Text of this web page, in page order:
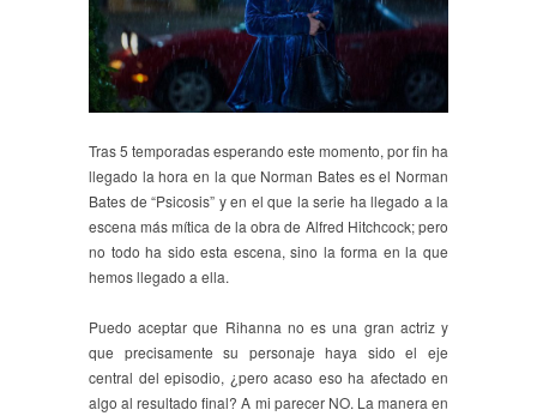
Tras 5 temporadas esperando este momento, por fin ha
llegado la hora en la que Norman Bates es el Norman
Bates de “Psicosis” y en el que la serie ha llegado a la
escena más mítica de la obra de Alfred Hitchcock; pero
no todo ha sido esta escena, sino la forma en la que
hemos llegado a ella.
Puedo aceptar que Rihanna no es una gran actriz y
que precisamente su personaje haya sido el eje
central del episodio, ¿pero acaso eso ha afectado en
algo al resultado final? A mi parecer NO. La manera en